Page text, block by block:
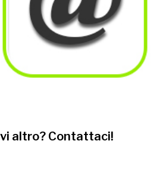
altro? Contattaci!